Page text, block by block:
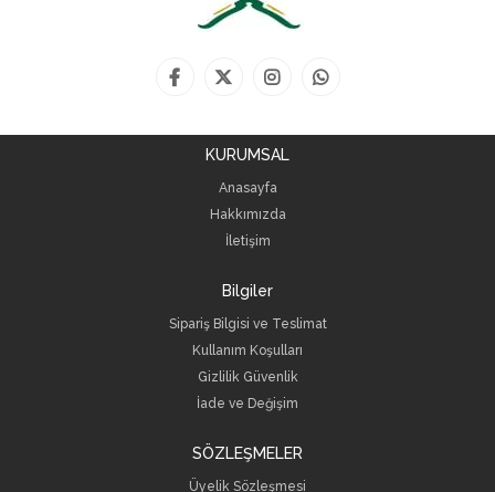
KURUMSAL
Anasayfa
Hakkımızda
İletişim
Bilgiler
Sipariş Bilgisi ve Teslimat
Kullanım Koşulları
Gizlilik Güvenlik
İade ve Değişim
SÖZLEŞMELER
Üyelik Sözleşmesi